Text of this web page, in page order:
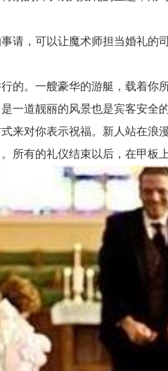
，可以让魔术师担当婚礼的
。一艘豪华的游艇，载着你
一道靓丽的风景也是宾客安
来对你表示祝福。新人站在
所有的礼仪结束以后，在甲板